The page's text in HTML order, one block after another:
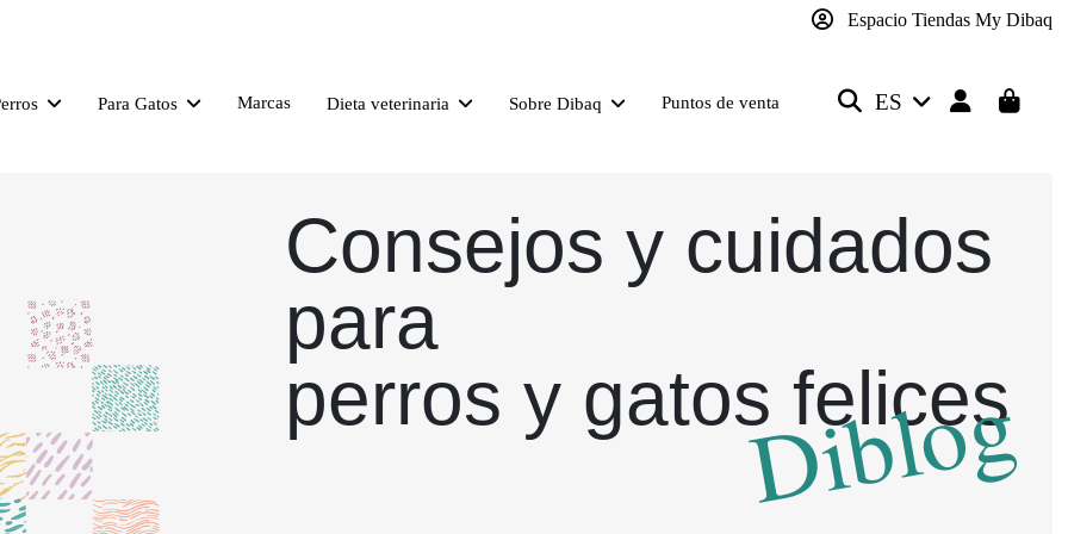
Espacio Tiendas My Dibaq
Para Gatos Marcas Dieta veterinaria Sobre Dibaq Puntos de venta ES
Consejos y cuidados
para
perros y gatos felices
Diblog